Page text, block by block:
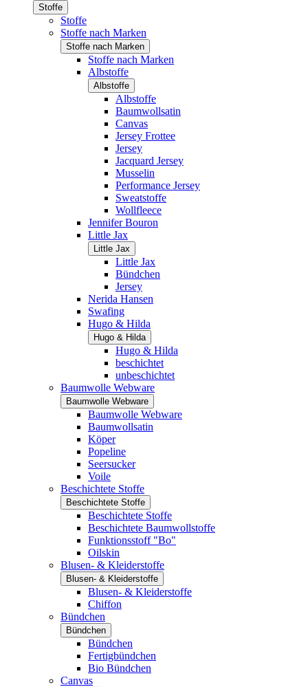
Stoffe
Stoffe
Stoffe nach Marken
Stoffe nach Marken
Stoffe nach Marken
Albstoffe
Albstoffe
Albstoffe
Baumwollsatin
Canvas
Jersey Frottee
Jersey
Jacquard Jersey
Musselin
Performance Jersey
Sweatstoffe
Wollfleece
Jennifer Bouron
Little Jax
Little Jax
Little Jax
Bündchen
Jersey
Nerida Hansen
Swafing
Hugo & Hilda
Hugo & Hilda
Hugo & Hilda
beschichtet
unbeschichtet
Baumwolle Webware
Baumwolle Webware
Baumwolle Webware
Baumwollsatin
Köper
Popeline
Seersucker
Voile
Beschichtete Stoffe
Beschichtete Stoffe
Beschichtete Stoffe
Beschichtete Baumwollstoffe
Funktionsstoff "Bo"
Oilskin
Blusen- & Kleiderstoffe
Blusen- & Kleiderstoffe
Blusen- & Kleiderstoffe
Chiffon
Bündchen
Bündchen
Bündchen
Fertigbündchen
Bio Bündchen
Canvas